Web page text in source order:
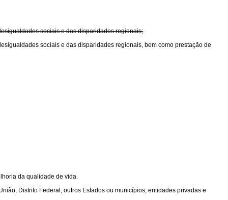
sociais e das disparidades regionais;
sociais e das disparidades regionais, bem como prestação de
da qualidade de vida.
Distrito Federal, outros Estados ou municípios, entidades privadas e